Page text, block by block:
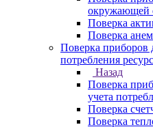
окружающей
Поверка
Поверка
Поверка приборов
потребления
Назад
Поверка
учета
Поверка
Поверка